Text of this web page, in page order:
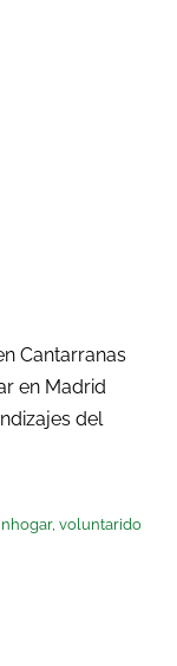
Cantarranas
en Madrid
del
,voluntarido